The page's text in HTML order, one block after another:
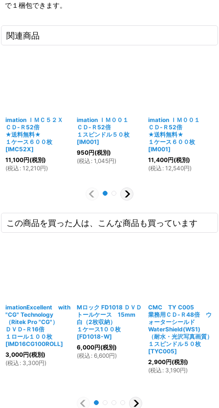
で１梱包できます。
関連商品
imation ＩＭＣ５２Ｘ
ＣＤ-Ｒ52倍
★送料無料★
１ケース６００枚
[IMC52X]
11,100円(税別)
(税込 : 12,210円)
imation ＩＭ００１
ＣＤ-Ｒ52倍
１スピンドル５０枚
[IM001]
950円(税別)
(税込 : 1,045円)
imation ＩＭ００１
ＣＤ-Ｒ52倍
★送料無料★
１ケース６００枚
[IM001]
11,400円(税別)
(税込 : 12,540円)
この商品を買った人は、こんな商品も買っています
imationExcellent with
"CG" Technology
（Ritek Pro "CG"）
ＤＶＤ-Ｒ16倍
１ロール１００枚
[IMD16CG100ROLL]
3,000円(税別)
(税込 : 3,300円)
Mロック FD1018 ＤＶＤ
トールケース 15mm
白（2枚収納）
１ケース1００枚
[FD1018-W]
6,000円(税別)
(税込 : 6,600円)
CMC TY C005
業務用ＣＤ-Ｒ48倍 ウ
ォーターシールド
WaterShield(WS1)
（耐水・光沢写真画質）
１スピンドル５０枚
[TYC005]
2,900円(税別)
(税込 : 3,190円)